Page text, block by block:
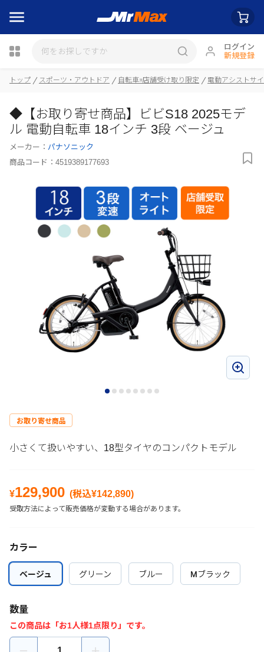
ログイン
新規登録
瓶詰
トップ スポーツ・アウトドア 自転車※店舗受け取り限定 電動アシストサ
◆【お取り寄せ商品】ビビS18 2025モデ
ル 電動自転車 18インチ 3段 ベージュ
メーカー： パナソニック
商品コード： 4519389177693
お取り寄せ商品
小さくて扱いやすい、18型タイヤのコンパクトモデル
¥129,900 (税込¥142,890)
受取方法によって販売価格が変動する場合があります。
カラー
ベージュ
ベージュ グリーン
グリーン ブルー
ブルー Mブラック
Mブラック
数量
この商品は「お1人様1点限り」です。